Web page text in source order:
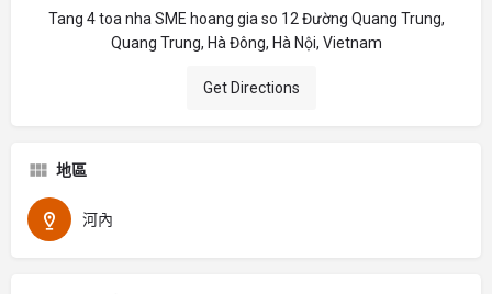
Tang 4 toa nha SME hoang gia so 12 Đường Quang Trung,
Quang Trung, Hà Đông, Hà Nội, Vietnam
Get Directions
地區
河內